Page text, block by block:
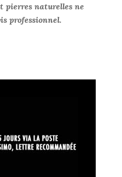
pierres naturelles ne
professionnel.